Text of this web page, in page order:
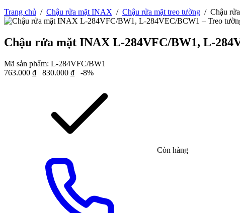
Trang chủ / Chậu rửa mặt INAX / Chậu rửa mặt treo tường / Chậu
Chậu rửa mặt INAX L-284VFC/BW1, L-
Mã sản phẩm: L-284VFC/BW1
763.000 ₫ 830.000 ₫ -8%
Còn hàng